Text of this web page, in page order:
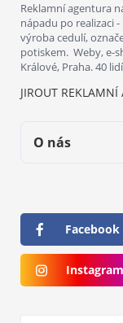
Reklamní agentura
nápadu po realizaci
výroba cedulí,
potiskem. Weby, e-
Králové, Praha. 40 lidí
JIROUT
O nás
Facebook
Instagram